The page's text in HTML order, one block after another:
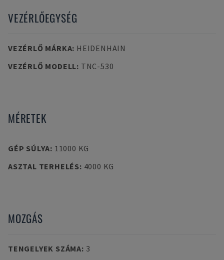
VEZÉRLŐEGYSÉG
VEZÉRLŐ MÁRKA: HEIDENHAIN
VEZÉRLŐ MODELL: TNC-530
MÉRETEK
GÉP SÚLYA: 11000 KG
ASZTAL TERHELÉS: 4000 KG
MOZGÁS
TENGELYEK SZÁMA: 3